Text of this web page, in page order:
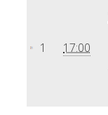
1 17:00